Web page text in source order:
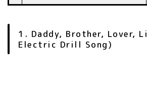
1. Daddy, Brother, Lover,
Electric Drill Song)